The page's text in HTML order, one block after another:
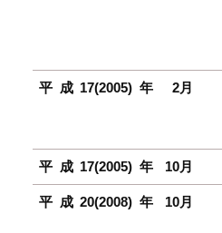
平成17(2005)年 2月
平成17(2005)年 10月
平成20(2008)年 10月